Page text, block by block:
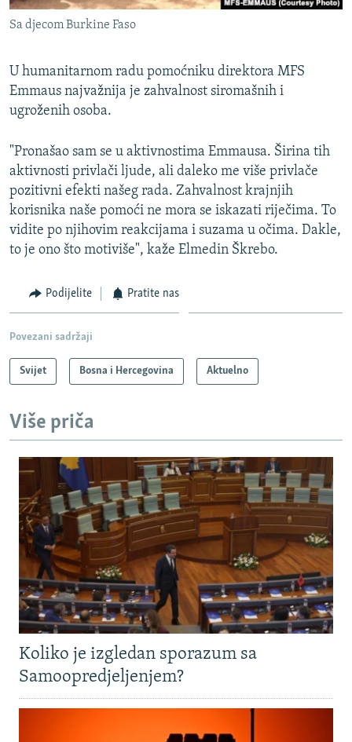
Sa djecom Burkine Faso
U humanitarnom radu pomoćniku direktora MFS
Emmaus najvažnija je zahvalnost siromašnih i
ugroženih osoba.
"Pronašao sam se u aktivnostima Emmausa. Širina tih
aktivnosti privlači ljude, ali daleko me više privlače
pozitivni efekti našeg rada. Zahvalnost krajnjih
korisnika naše pomoći ne mora se iskazati riječima. To
vidite po njihovim reakcijama i suzama u očima. Dakle,
to je ono što motiviše", kaže Elmedin Škrebo.
Podijelite Pratite nas
Povezani sadržaji
Svijet Bosna i Hercegovina Aktuelno
Više priča
Koliko je izgledan sporazum sa
Samoopredjeljenjem?